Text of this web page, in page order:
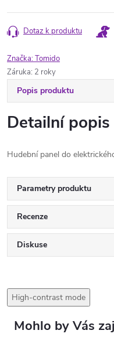
Dotaz k produktu
Značka:Tomido
Záruka: 2 roky
Popis produktu
Detailní
Hudební panel do
Parametry produktu
Recenze
Diskuse
High-contrast mode